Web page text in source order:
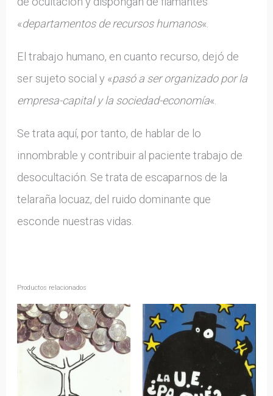
«departamentos de recursos humanos«.
El trabajo humano, en cuanto recurso, dejó de
ser sujeto social y «pasó a ser organizado por la
empresa-capital y la sociedad-economía«.
Se trata aquí, por tanto, de hablar de lo
innombrable y contribuir al paciente trabajo de
desocultación. Se trata de escaparnos de la
telaraña locuaz, del ruido dominante que
esconde nuestras vidas.
Productos relacionados